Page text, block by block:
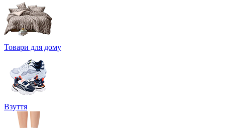
Товари для дому
Взуття